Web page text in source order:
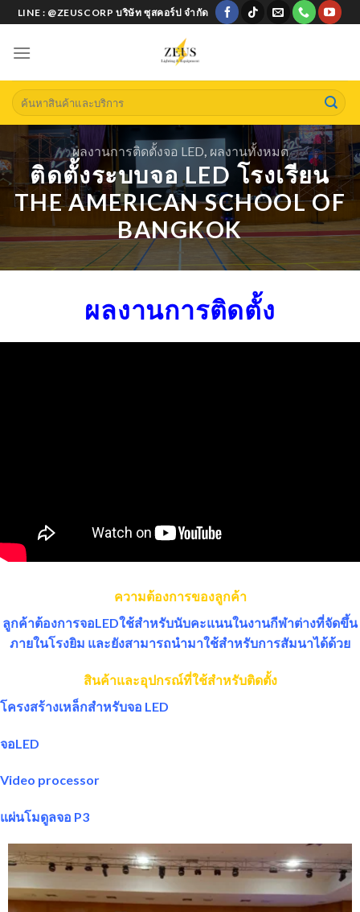
Skip
to
content
LINE : @ZEUSCORP บริษัท ซุสคอร์ป จำกัด
Search
for:
ผลงานการติดตั้งจอ LED, ผลงานทั้งหมด
ติดตั้งระบบจอ LED โรงเรียน
THE AMERICAN SCHOOL OF
BANGKOK
ผลงานการติดตั้ง
ความต้องการของลูกค้า
ลูกค้าต้องการจอLEDใช้สำหรับนับคะแนนในงานกีฬาต่างที่จัดขึ้น
ภายในโรงยิม และยังสามารถนำมาใช้สำหรับการสัมนาได้ด้วย
สินค้าและอุปกรณ์ที่ใช้สำหรับติดตั้ง
โครงสร้างเหล็กสำหรับจอ LED
จอLED
Video processor
แผ่นโมดูลจอ P3